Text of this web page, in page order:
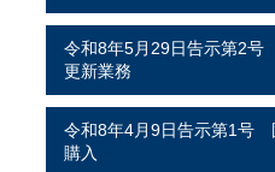
令和8年5月29日告示第2
更新業務
令和8年4月9日告示第1号
購入